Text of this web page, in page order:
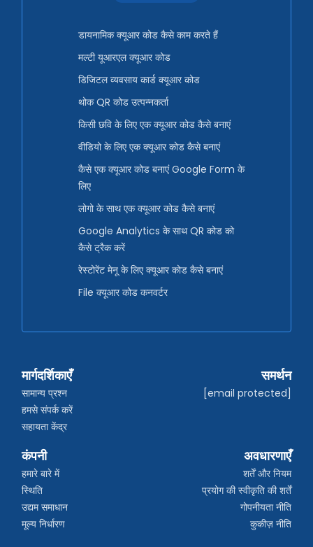
डायनामिक क्यूआर कोड कैसे काम करते हैं
मल्टी यूआरएल क्यूआर कोड
डिजिटल व्यवसाय कार्ड क्यूआर कोड
थोक QR कोड उत्पन्नकर्ता
किसी छवि के लिए एक क्यूआर कोड कैसे बनाएं
वीडियो के लिए एक क्यूआर कोड कैसे बनाएं
कैसे एक क्यूआर कोड बनाएं Google Form के
लिए
लोगो के साथ एक क्यूआर कोड कैसे बनाएं
Google Analytics के साथ QR कोड को
कैसे ट्रैक करें
रेस्टोरेंट मेनू के लिए क्यूआर कोड कैसे बनाएं
File क्यूआर कोड कनवर्टर
मार्गदर्शिकाएँ
सामान्य प्रश्न
हमसे संपर्क करें
सहायता केंद्र
समर्थन
[email protected]
कंपनी
हमारे बारे में
स्थिति
उद्यम समाधान
मूल्य निर्धारण
अवधारणाएँ
शर्तें और नियम
प्रयोग की स्वीकृति की शर्तें
गोपनीयता नीति
कुकीज़ नीति